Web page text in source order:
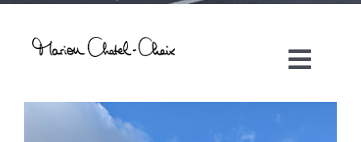
Artiste plasticienne